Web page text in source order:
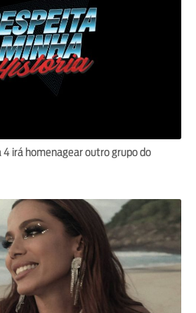
4 irá homenagear outro grupo do